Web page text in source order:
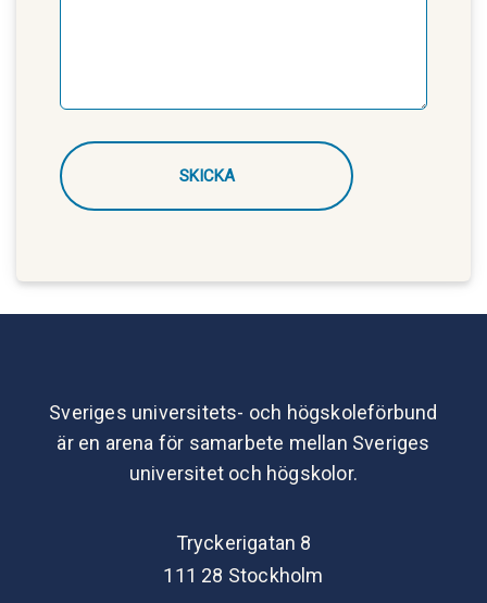
Sveriges universitets- och högskoleförbund
är en arena för samarbete mellan Sveriges
universitet och högskolor.
Tryckerigatan 8
111 28 Stockholm